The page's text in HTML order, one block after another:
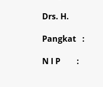
H.
:
: